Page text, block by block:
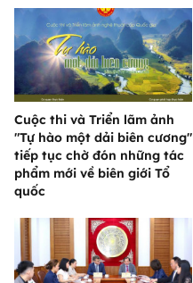
Cuộc thi và Triển lãm ảnh
"Tự hào một dải biên cương"
tiếp tục chờ đón những tác
phẩm mới về biên giới Tổ
quốc